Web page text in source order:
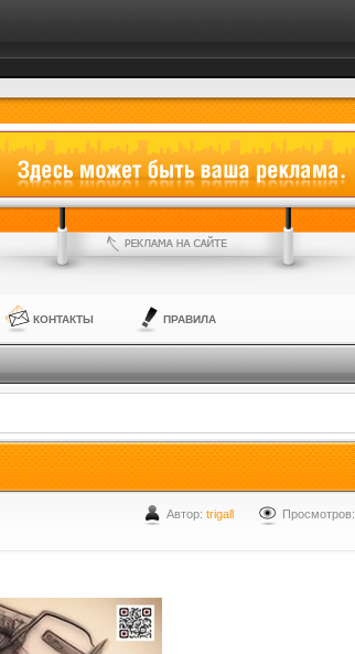
КОНТАКТЫ ПРАВИЛА
Просмотров:
Автор: trigall